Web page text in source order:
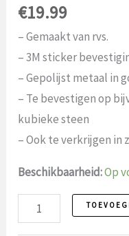
€19.99
– Gemaakt van rvs.
– 3M sticker
– Gepolijst metaal in
– Te bevestigen op
kubieke steen
– Ook te verkrijgen in
Beschikbaarheid:Op
Embleem
4